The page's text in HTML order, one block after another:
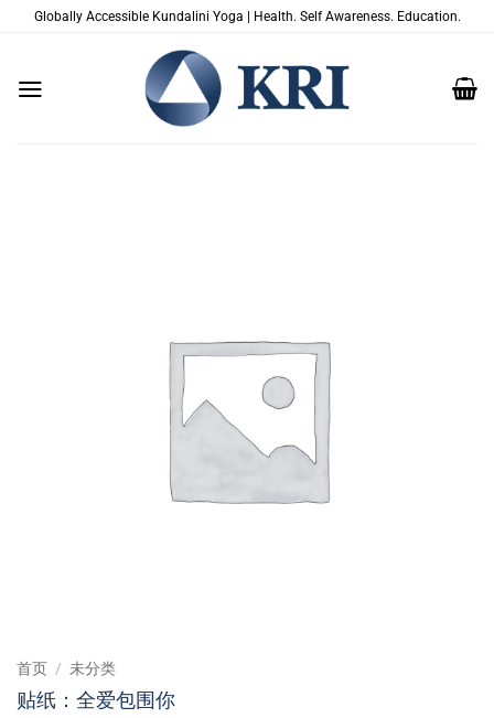
Globally Accessible Kundalini Yoga | Health. Self Awareness. Education.
首页 / 未分类
贴纸：全爱包围你